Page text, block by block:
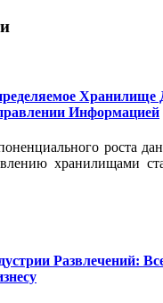
Хранилище
Информацией
роста
хранилищами
Развлечений: